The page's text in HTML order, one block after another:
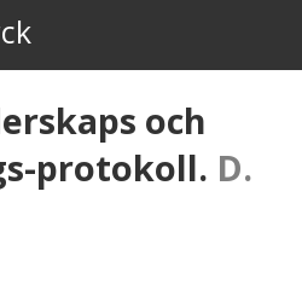
och
protokoll. D.